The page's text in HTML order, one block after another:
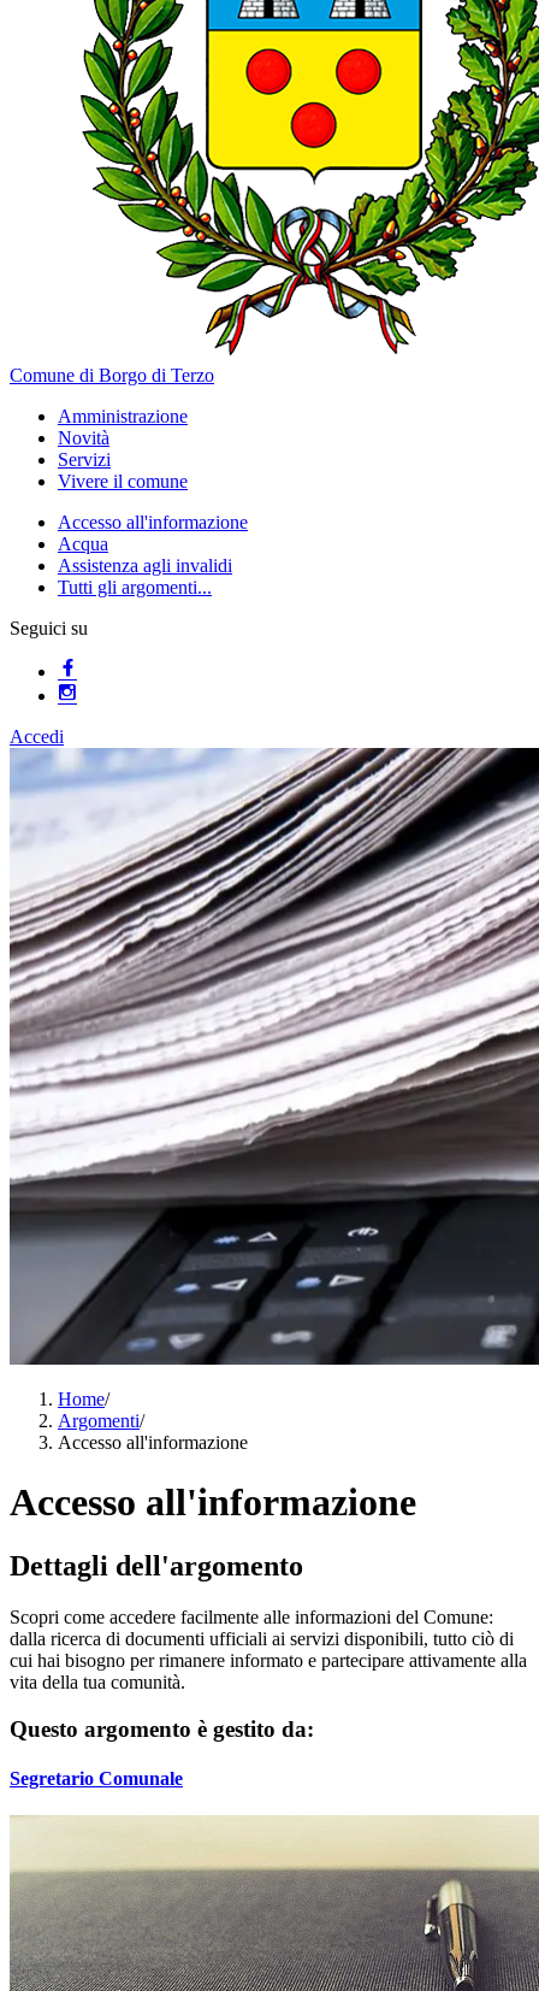
Comune di Borgo di Terzo
Amministrazione
Novità
Servizi
Vivere il comune
Accesso all'informazione
Acqua
Assistenza agli invalidi
Tutti gli argomenti...
Seguici su
Accedi
Home/
Argomenti/
Accesso all'informazione
Accesso all'informazione
Dettagli dell'argomento
Scopri come accedere facilmente alle informazioni del Comune:
dalla ricerca di documenti ufficiali ai servizi disponibili, tutto ciò di
cui hai bisogno per rimanere informato e partecipare attivamente alla
vita della tua comunità.
Questo argomento è gestito da:
Segretario Comunale